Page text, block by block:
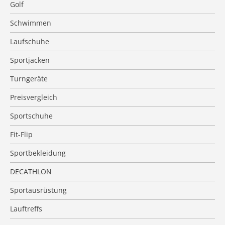
Golf
Schwimmen
Laufschuhe
Sportjacken
Turngeräte
Preisvergleich
Sportschuhe
Fit-Flip
Sportbekleidung
DECATHLON
Sportausrüstung
Lauftreffs